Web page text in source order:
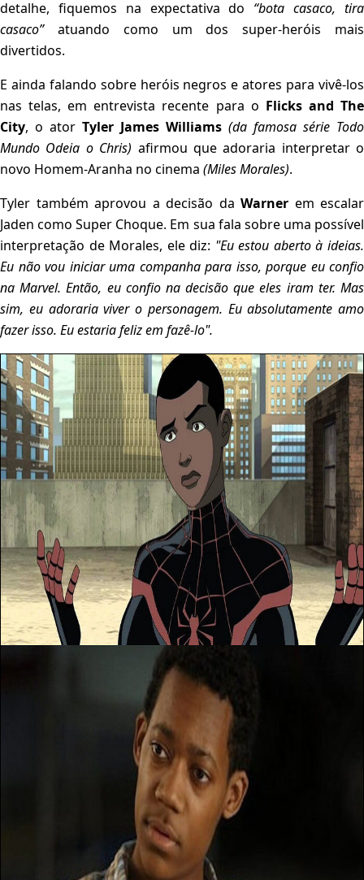
detalhe, fiquemos na expectativa do “bota casaco, tira
casaco” atuando como um dos super-heróis mais
divertidos.
E ainda falando sobre heróis negros e atores para vivê-los
nas telas, em entrevista recente para o Flicks and The
City, o ator Tyler James Williams (da famosa série Todo
Mundo Odeia o Chris) afirmou que adoraria interpretar o
novo Homem-Aranha no cinema (Miles Morales).
Tyler também aprovou a decisão da Warner em escalar
Jaden como Super Choque. Em sua fala sobre uma possível
interpretação de Morales, ele diz: "Eu estou aberto à ideias.
Eu não vou iniciar uma companha para isso, porque eu confio
na Marvel. Então, eu confio na decisão que eles iram ter. Mas
sim, eu adoraria viver o personagem. Eu absolutamente amo
fazer isso. Eu estaria feliz em fazê-lo".